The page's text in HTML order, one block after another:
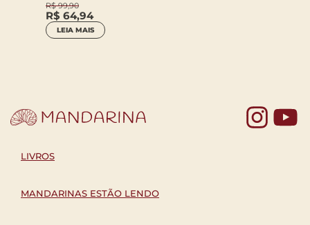
R$99,90
R$ 64,94
LEIA MAIS
LIVROS
MANDARINAS ESTÃO LENDO